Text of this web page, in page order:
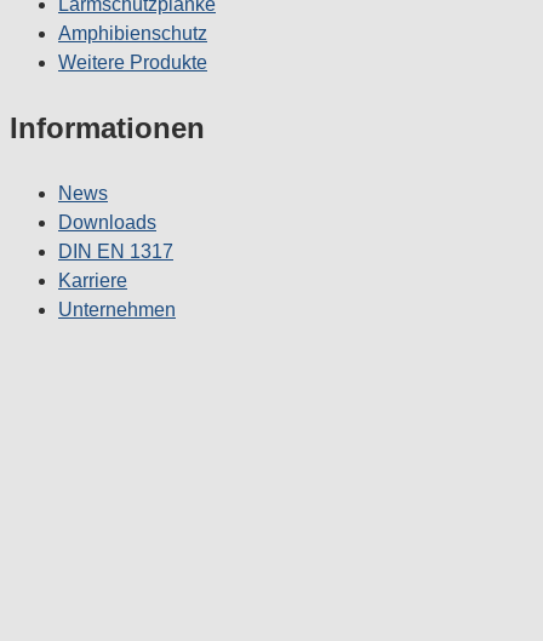
Lärmschutzplanke
Amphibienschutz
Weitere Produkte
Informationen
News
Downloads
DIN EN 1317
Karriere
Unternehmen